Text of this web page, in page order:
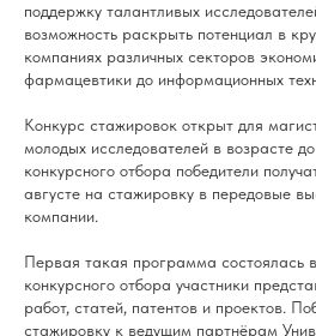
поддержку талантливых
возможность раскрыть потенциал в
компаниях различных секторов
фармацевтики до информационных
Конкурс стажировок открыт для
молодых исследователей в возрасте
конкурсного отбора победители
августе на стажировку в передовые
компании.
Первая такая программа состоялась
конкурсного отбора участники
работ, статей, патентов и проектов.
стажировку к ведущим партнёрам